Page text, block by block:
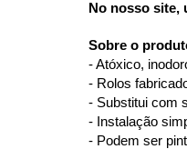
No nosso site,
Sobre o
- Atóxico,
- Rolos
- Substitui com
- Instalação
- Podem ser